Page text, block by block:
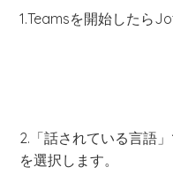
1.Teamsを開始したら
2.「話されている言語
を選択します。